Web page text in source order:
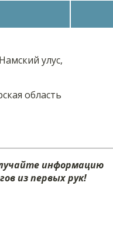
улус,
область
информацию
из первых рук!